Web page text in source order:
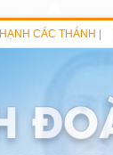
HẠNH CÁC THÁNH |